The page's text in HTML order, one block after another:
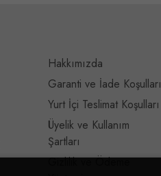
Hakkımızda
Garanti ve İade Koşulları
Yurt İçi Teslimat Koşulları
Üyelik ve Kullanım
Şartları
Gizlilik ve Ödeme